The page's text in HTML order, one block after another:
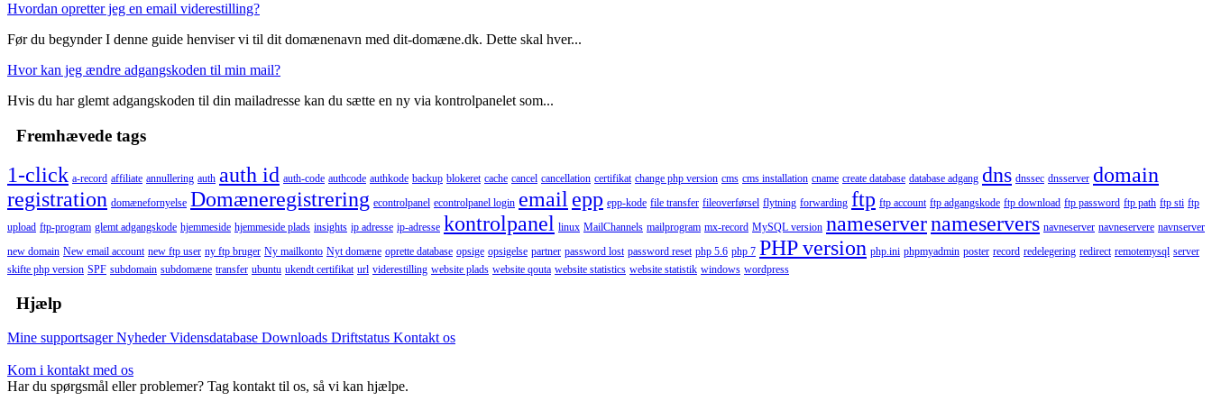
Hvordan opretter jeg en email viderestilling?
Før du begynder I denne guide henviser vi til dit domænenavn med dit-domæne.dk. Dette skal hver...
Hvor kan jeg ændre adgangskoden til min mail?
Hvis du har glemt adgangskoden til din mailadresse kan du sætte en ny via kontrolpanelet som...
Fremhævede tags
1-click a-record affiliate annullering auth auth id auth-code authcode authkode backup blokeret cache cancel cancellation certifikat change php version cms cms installation cname create database database adgang dns dnssec dnsserver domain
registration domænefornyelse Domæneregistrering econtrolpanel econtrolpanel login email epp epp-kode file transfer fileoverførsel flytning forwarding ftp ftp account ftp adgangskode ftp download ftp password ftp path ftp sti ftp
upload ftp-program glemt adgangskode hjemmeside hjemmeside plads insights ip adresse ip-adresse kontrolpanel linux MailChannels mailprogram mx-record MySQL version nameservernameservers navneserver navneservere navnserver
new domain New email account new ftp user ny ftp bruger Ny mailkonto Nyt domæne oprette database opsige opsigelse partner password lost password reset php 5.6 php 7 PHP version php.ini phpmyadmin poster record redelegering redirect remotemysql server
skifte php version SPF subdomain subdomæne transfer ubuntu ukendt certifikat url viderestilling website plads website qouta website statistics website statistik windows wordpress
Hjælp
Mine supportsagerNyhederVidensdatabase Downloads Driftstatus Kontakt os
Kom i kontakt med os
Har du spørgsmål eller problemer? Tag kontakt til os, så vi kan hjælpe.